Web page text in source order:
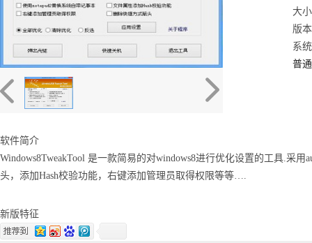
大
版
系
普
软件简介
Windows8TweakTool 是一款简易的对windows8进行优化设置的工具.采
头，添加Hash校验功能，右键添加管理员取得权限等等….
新版特征